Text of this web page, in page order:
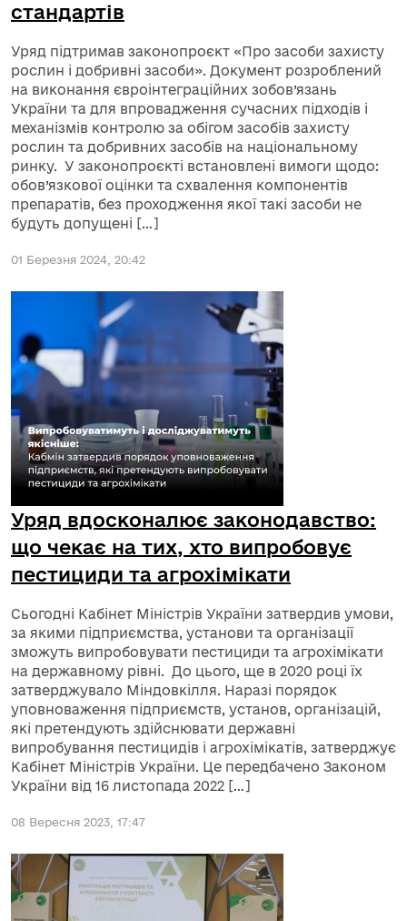
стандартів
Уряд підтримав законопроєкт «Про засоби захисту
рослин і добривні засоби». Документ розроблений
на виконання євроінтеграційних зобов’язань
України та для впровадження сучасних підходів і
механізмів контролю за обігом засобів захисту
рослин та добривних засобів на національному
ринку. У законопроєкті встановлені вимоги щодо:
обов’язкової оцінки та схвалення компонентів
препаратів, без проходження якої такі засоби не
будуть допущені […]
01 Березня 2024, 20:42
Уряд вдосконалює законодавство:
що чекає на тих, хто випробовує
пестициди та агрохімікати
Сьогодні Кабінет Міністрів України затвердив умови,
за якими підприємства, установи та організації
зможуть випробовувати пестициди та агрохімікати
на державному рівні. До цього, ще в 2020 році їх
затверджувало Міндовкілля. Наразі порядок
уповноваження підприємств, установ, організацій,
які претендують здійснювати державні
випробування пестицидів і агрохімікатів, затверджує
Кабінет Міністрів України. Це передбачено Законом
України від 16 листопада 2022 […]
08 Вересня 2023, 17:47